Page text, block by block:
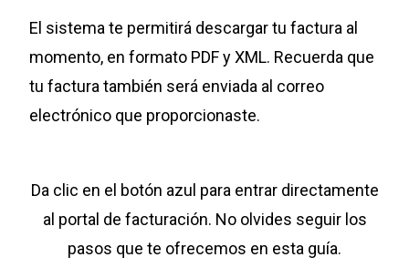
El sistema te permitirá descargar tu factura al
momento, en formato PDF y XML. Recuerda que
tu factura también será enviada al correo
electrónico que proporcionaste.
Da clic en el botón azul para entrar directamente
al portal de facturación. No olvides seguir los
pasos que te ofrecemos en esta guía.